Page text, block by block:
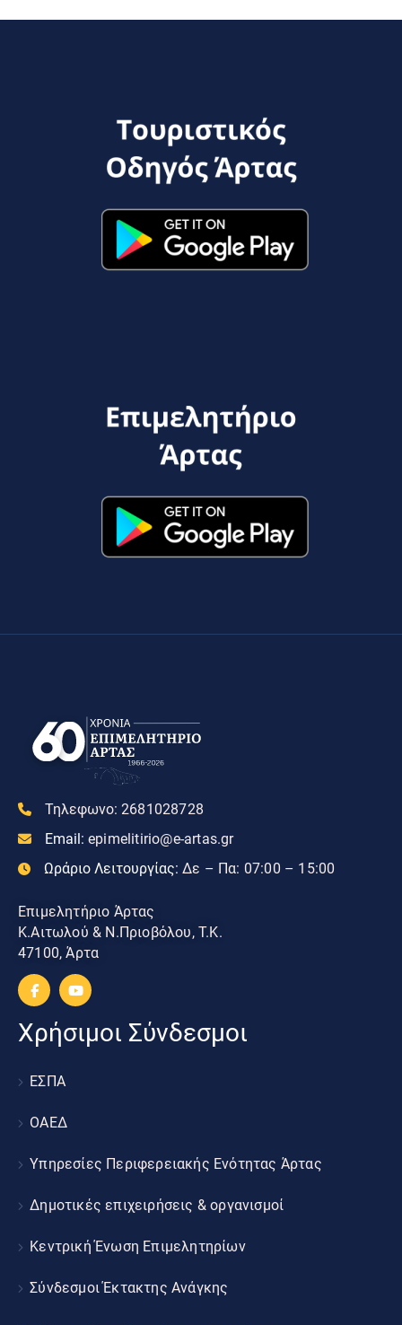
Τηλεφωνο: 2681028728
Email: epimelitirio@e-artas.gr
Ωράριο Λειτουργίας: Δε – Πα: 07:00 – 15:00
Επιμελητήριο Άρτας
Κ.Αιτωλού & Ν.Πριοβόλου, Τ.Κ.
47100, Άρτα
Χρήσιμοι Σύνδεσμοι
ΕΣΠΑ
ΟΑΕΔ
Υπηρεσίες Περιφερειακής Ενότητας Άρτας
Δημοτικές επιχειρήσεις & οργανισμοί
Κεντρική Ένωση Επιμελητηρίων
Σύνδεσμοι Έκτακτης Ανάγκης